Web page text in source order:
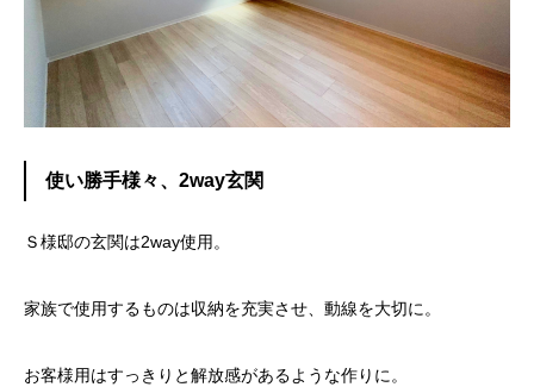
使い勝手様々、2way玄関
Ｓ様邸の玄関は2way使用。
家族で使用するものは収納を充実させ、動線を大切に。
お客様用はすっきりと解放感があるような作りに。